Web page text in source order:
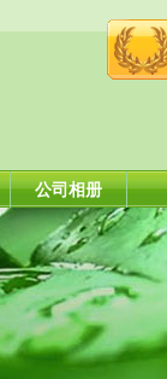
公司相册